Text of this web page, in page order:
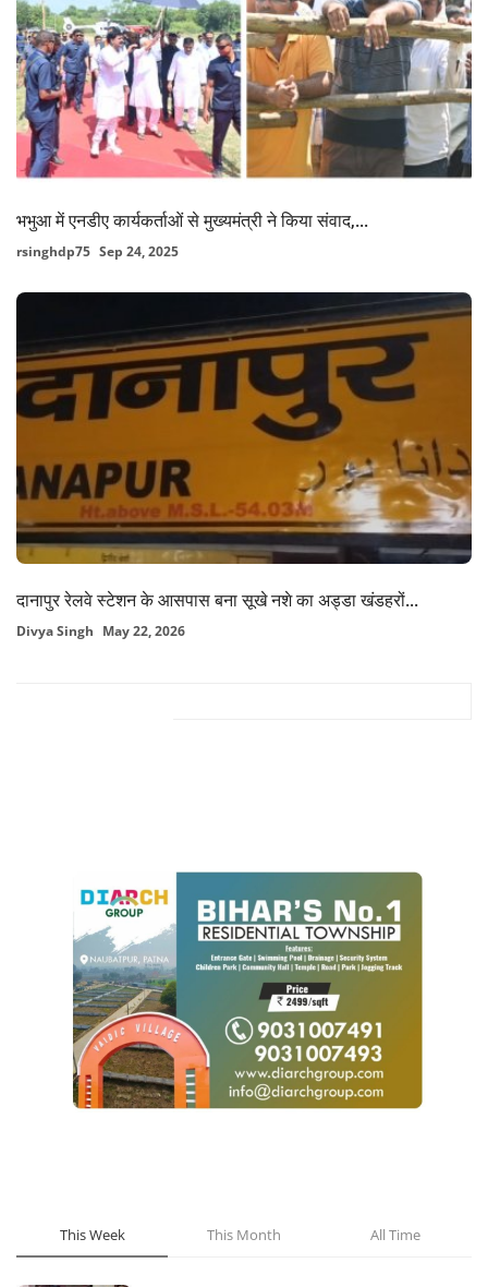
भभुआ में एनडीए कार्यकर्ताओं से मुख्यमंत्री ने किया संवाद,...
rsinghdp75 Sep 24, 2025
दानापुर रेलवे स्टेशन के आसपास बना सूखे नशे का अड्डा खंडहरों...
Divya Singh May 22, 2026
This Week This Month All Time